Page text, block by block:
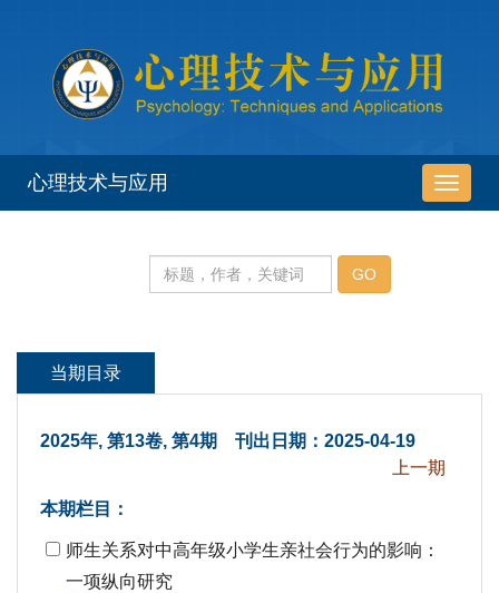
2025年, 第13卷, 第4期 刊出日期：2025-04-19
一项纵向研究